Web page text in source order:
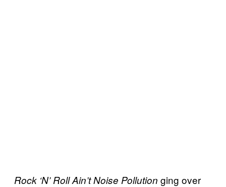
Rock ‘N’ Roll Ain’t Noise Pollution ging over